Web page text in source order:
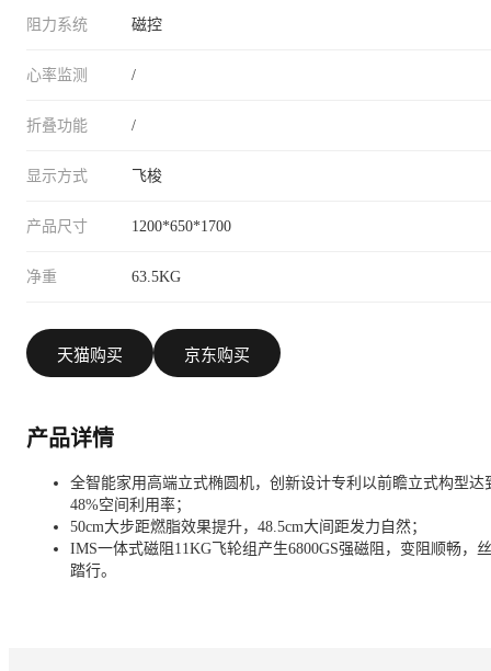
阻力系统 磁控
心率监测 /
折叠功能 /
显示方式 飞梭
产品尺寸 1200*650*1700
净重 63.5KG
天猫购买 京东购买
产品详情
全智能家用高端立式椭圆机，创新设计专利以前瞻立式构型达
48%空间利用率；
50cm大步距燃脂效果提升，48.5cm大间距发力自然；
IMS一体式磁阻11KG飞轮组产生6800GS强磁阻，变阻顺畅，
踏行。